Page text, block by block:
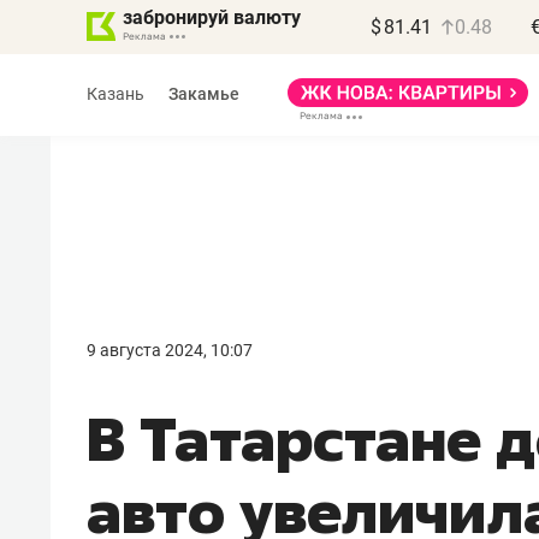
забронируй валюту $ 81.41 0.48
Казань Закамье
9 августа 2024, 10:07
В Татарстане
авто
правил, бизнес может
потерять минимум